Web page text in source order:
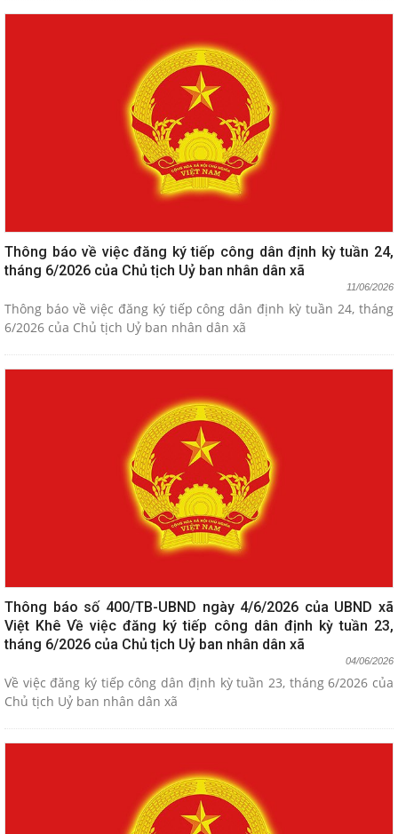
Thông báo về việc đăng ký tiếp công dân định kỳ tuần 24,
tháng 6/2026 của Chủ tịch Uỷ ban nhân dân xã
11/06/2026
Thông báo về việc đăng ký tiếp công dân định kỳ tuần 24, tháng
6/2026 của Chủ tịch Uỷ ban nhân dân xã
Thông báo số 400/TB-UBND ngày 4/6/2026 của UBND xã
Việt Khê Về việc đăng ký tiếp công dân định kỳ tuần 23,
tháng 6/2026 của Chủ tịch Uỷ ban nhân dân xã
04/06/2026
Về việc đăng ký tiếp công dân định kỳ tuần 23, tháng 6/2026 của
Chủ tịch Uỷ ban nhân dân xã